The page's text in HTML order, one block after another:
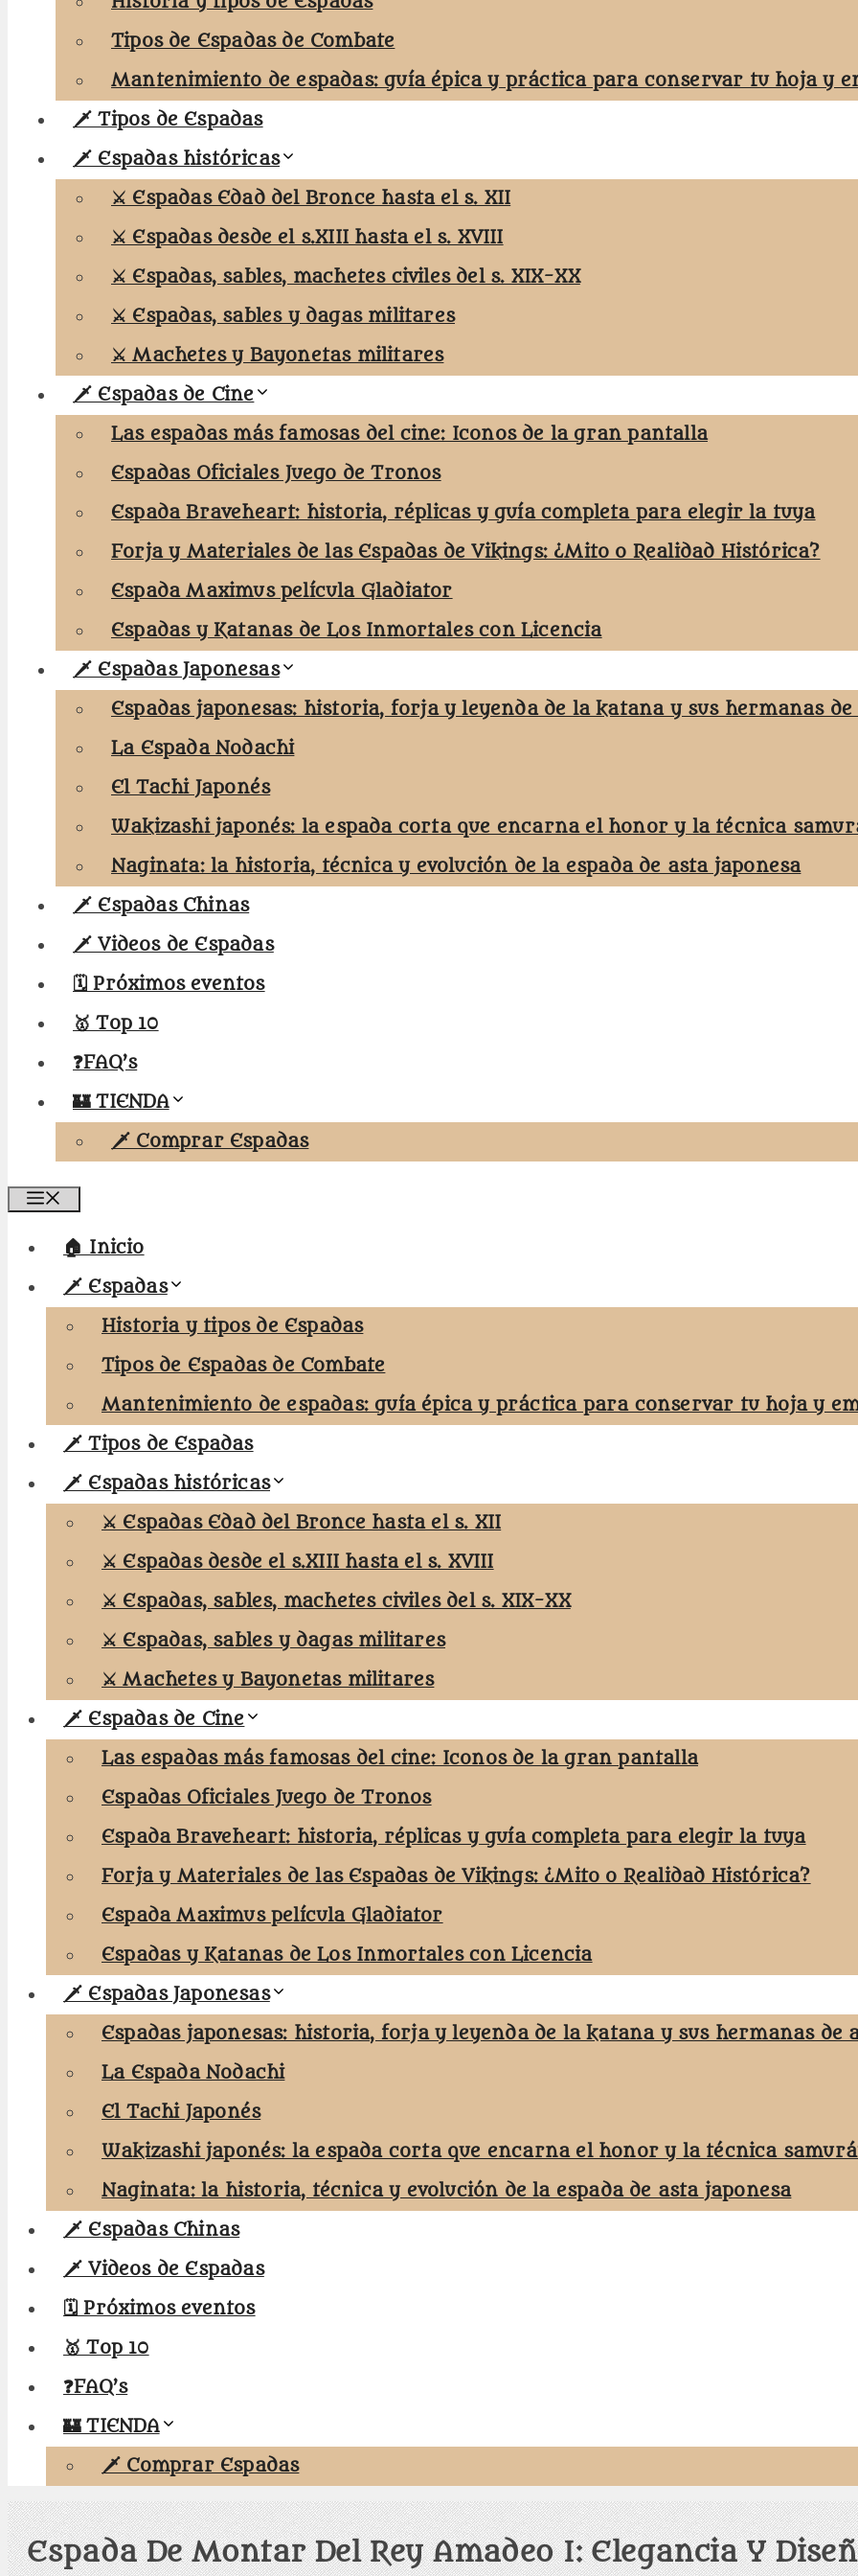
Tipos de Espadas de Combate
Mantenimiento de espadas: guía épica y práctica para conservar tu hoja y
🗡️ Tipos de Espadas
🗡️ Espadas históricas
⚔️ Espadas Edad del Bronce hasta el s. XII
⚔️ Espadas desde el s.XIII hasta el s. XVIII
⚔️ Espadas, sables, machetes civiles del s. XIX-XX
⚔️ Espadas, sables y dagas militares
⚔️ Machetes y Bayonetas militares
🗡️ Espadas de Cine
Las espadas más famosas del cine: Iconos de la gran pantalla
Espadas Oficiales Juego de Tronos
Espada Braveheart: historia, réplicas y guía completa para elegir la tuya
Forja y Materiales de las Espadas de Vikings: ¿Mito o Realidad Histórica?
Espada Maximus película Gladiator
Espadas y Katanas de Los Inmortales con Licencia
🗡️ Espadas Japonesas
Espadas japonesas: historia, forja y leyenda de la katana y sus hermanas de
La Espada Nodachi
El Tachi Japonés
Wakizashi japonés: la espada corta que encarna el honor y la técnica
Naginata: la historia, técnica y evolución de la espada de asta japonesa
🗡️ Espadas Chinas
🗡️ Videos de Espadas
🗓️ Próximos eventos
🥇 Top 10
❓FAQ’s
🏰 TIENDA
🗡️ Comprar Espadas
🏠 Inicio
🗡️ Espadas
Historia y tipos de Espadas
Tipos de Espadas de Combate
Mantenimiento de espadas: guía épica y práctica para conservar tu hoja y
🗡️ Tipos de Espadas
🗡️ Espadas históricas
⚔️ Espadas Edad del Bronce hasta el s. XII
⚔️ Espadas desde el s.XIII hasta el s. XVIII
⚔️ Espadas, sables, machetes civiles del s. XIX-XX
⚔️ Espadas, sables y dagas militares
⚔️ Machetes y Bayonetas militares
🗡️ Espadas de Cine
Las espadas más famosas del cine: Iconos de la gran pantalla
Espadas Oficiales Juego de Tronos
Espada Braveheart: historia, réplicas y guía completa para elegir la tuya
Forja y Materiales de las Espadas de Vikings: ¿Mito o Realidad Histórica?
Espada Maximus película Gladiator
Espadas y Katanas de Los Inmortales con Licencia
🗡️ Espadas Japonesas
Espadas japonesas: historia, forja y leyenda de la katana y sus hermanas de
La Espada Nodachi
El Tachi Japonés
Wakizashi japonés: la espada corta que encarna el honor y la técnica
Naginata: la historia, técnica y evolución de la espada de asta japonesa
🗡️ Espadas Chinas
🗡️ Videos de Espadas
🗓️ Próximos eventos
🥇 Top 10
❓FAQ’s
🏰 TIENDA
🗡️ Comprar Espadas
Espada De Montar Del Rey Amadeo I: Elegancia Y